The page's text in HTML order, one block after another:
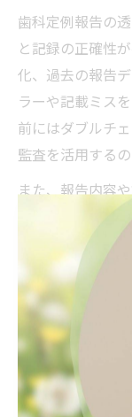
歯科定例報告の
と記録の正確性
化、過去の報告
ラーや記載ミス
前にはダブルチ
監査を活用するの
また、報告内容
開することで、
とができます。
いるのか分かり
り、情報公開は
一方で、個人情
配慮が必要です
タッフ全員で運
の鍵となります。